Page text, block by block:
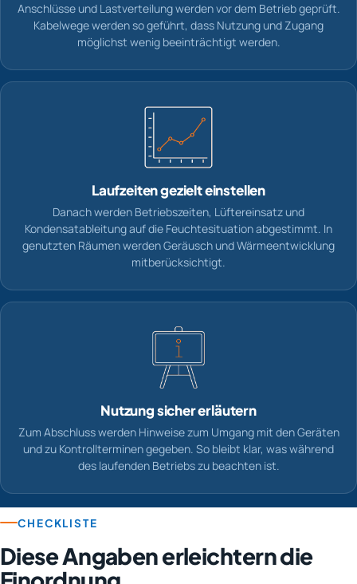
Anschlüsse und Lastverteilung werden vor dem Betrieb geprüft.
Kabelwege werden so geführt, dass Nutzung und Zugang
möglichst wenig beeinträchtigt werden.
Laufzeiten gezielt einstellen
Danach werden Betriebszeiten, Lüftereinsatz und
Kondensatableitung auf die Feuchtesituation abgestimmt. In
genutzten Räumen werden Geräusch und Wärmeentwicklung
mitberücksichtigt.
Nutzung sicher erläutern
Zum Abschluss werden Hinweise zum Umgang mit den Geräten
und zu Kontrollterminen gegeben. So bleibt klar, was während
des laufenden Betriebs zu beachten ist.
CHECKLISTE
Diese Angaben erleichtern die